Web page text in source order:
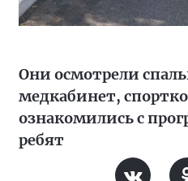
Они осмотрели
медкабинет,
ознакомились с
ребят